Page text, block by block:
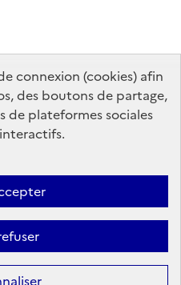
connexion (cookies) afin
des boutons de partage,
de plateformes sociales
info.gouv.fr
conforme
Politique
(cookies)
de ce site sont sous